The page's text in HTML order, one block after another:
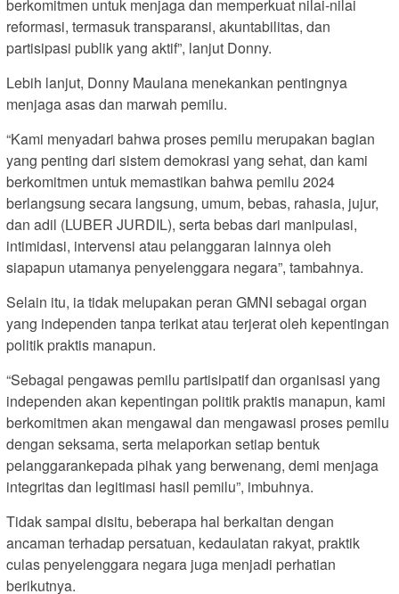
berkomitmen untuk menjaga dan memperkuat nilai-nilai
reformasi, termasuk transparansi, akuntabilitas, dan
partisipasi publik yang aktif”, lanjut Donny.
Lebih lanjut, Donny Maulana menekankan pentingnya
menjaga asas dan marwah pemilu.
“Kami menyadari bahwa proses pemilu merupakan bagian
yang penting dari sistem demokrasi yang sehat, dan kami
berkomitmen untuk memastikan bahwa pemilu 2024
berlangsung secara langsung, umum, bebas, rahasia, jujur,
dan adil (LUBER JURDIL), serta bebas dari manipulasi,
intimidasi, intervensi atau pelanggaran lainnya oleh
siapapun utamanya penyelenggara negara”, tambahnya.
Selain itu, ia tidak melupakan peran GMNI sebagai organ
yang independen tanpa terikat atau terjerat oleh kepentingan
politik praktis manapun.
“Sebagai pengawas pemilu partisipatif dan organisasi yang
independen akan kepentingan politik praktis manapun, kami
berkomitmen akan mengawal dan mengawasi proses pemilu
dengan seksama, serta melaporkan setiap bentuk
pelanggarankepada pihak yang berwenang, demi menjaga
integritas dan legitimasi hasil pemilu”, imbuhnya.
Tidak sampai disitu, beberapa hal berkaitan dengan
ancaman terhadap persatuan, kedaulatan rakyat, praktik
culas penyelenggara negara juga menjadi perhatian
berikutnya.